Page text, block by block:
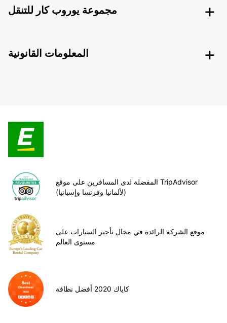
مجموعة يوروب كار للتنقل
المعلومات القانونية
المفضلة لدى المسافرين على موقع TripAdvisor
(لألمانيا وفرنسا وإسبانيا)
موقع الشركة الرائدة في مجال تأجير السيارات على
مستوى العالم
كاياك 2020 أفضل نظافة